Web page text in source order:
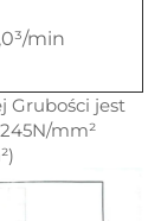
min
Grubości jest
mm²